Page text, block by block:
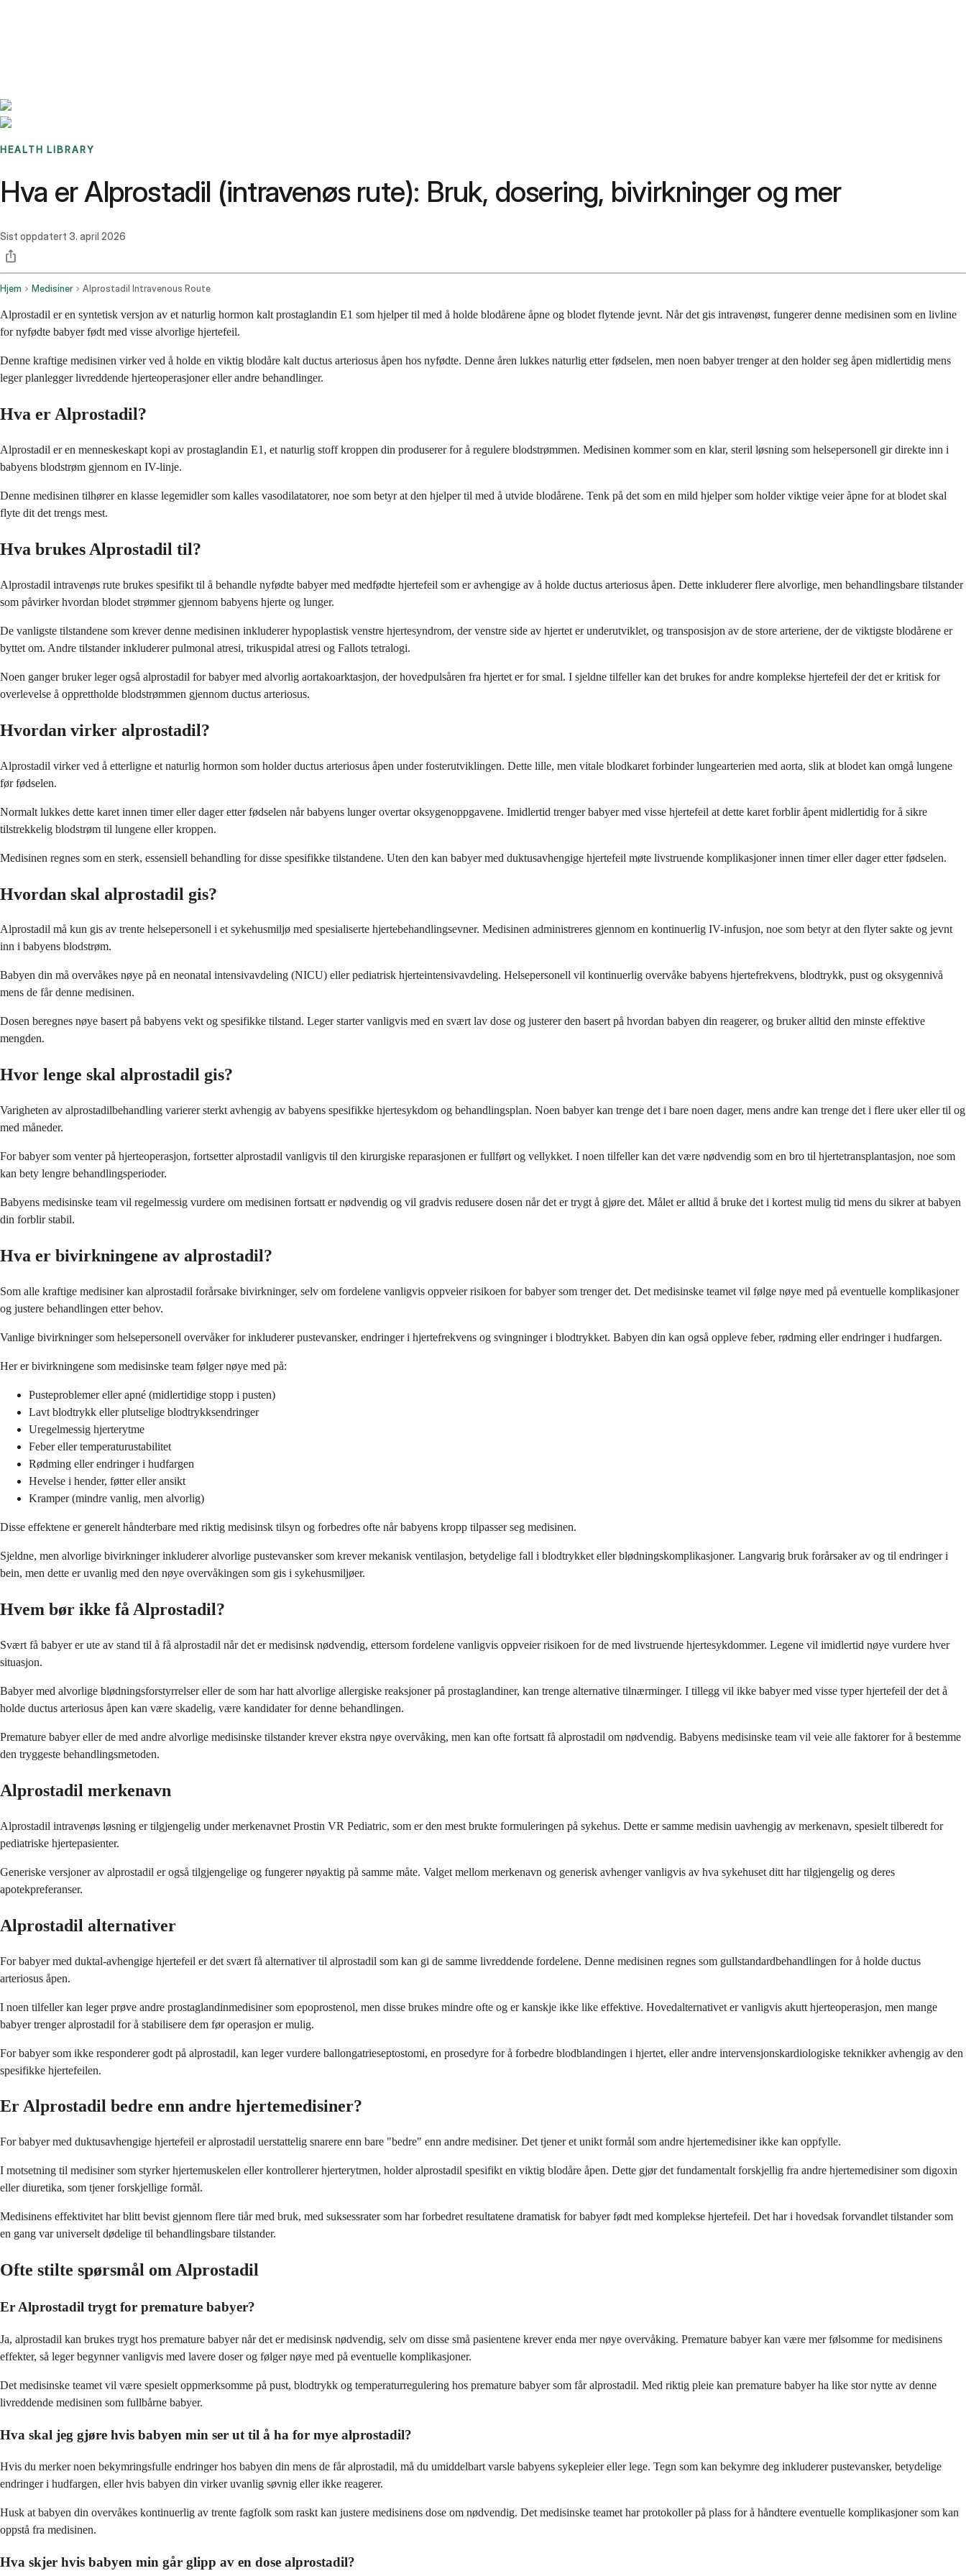
HEALTH LIBRARY
Hva er Alprostadil (intravenøs rute): Bruk, dosering, bivirkninger og mer
Sist oppdatert 3. april 2026
Hjem Medisiner Alprostadil Intravenous Route
Alprostadil er en syntetisk versjon av et naturlig hormon kalt prostaglandin E1 som hjelper til med å holde blodårene åpne og blodet flytende jevnt. Når det gis intravenøst, fungerer denne medisinen som en livline
for nyfødte babyer født med visse alvorlige hjertefeil.
Denne kraftige medisinen virker ved å holde en viktig blodåre kalt ductus arteriosus åpen hos nyfødte. Denne åren lukkes naturlig etter fødselen, men noen babyer trenger at den holder seg åpen midlertidig mens
leger planlegger livreddende hjerteoperasjoner eller andre behandlinger.
Hva er Alprostadil?
Alprostadil er en menneskeskapt kopi av prostaglandin E1, et naturlig stoff kroppen din produserer for å regulere blodstrømmen. Medisinen kommer som en klar, steril løsning som helsepersonell gir direkte inn i
babyens blodstrøm gjennom en IV-linje.
Denne medisinen tilhører en klasse legemidler som kalles vasodilatatorer, noe som betyr at den hjelper til med å utvide blodårene. Tenk på det som en mild hjelper som holder viktige veier åpne for at blodet skal
flyte dit det trengs mest.
Hva brukes Alprostadil til?
Alprostadil intravenøs rute brukes spesifikt til å behandle nyfødte babyer med medfødte hjertefeil som er avhengige av å holde ductus arteriosus åpen. Dette inkluderer flere alvorlige, men behandlingsbare tilstander
som påvirker hvordan blodet strømmer gjennom babyens hjerte og lunger.
De vanligste tilstandene som krever denne medisinen inkluderer hypoplastisk venstre hjertesyndrom, der venstre side av hjertet er underutviklet, og transposisjon av de store arteriene, der de viktigste blodårene er
byttet om. Andre tilstander inkluderer pulmonal atresi, trikuspidal atresi og Fallots tetralogi.
Noen ganger bruker leger også alprostadil for babyer med alvorlig aortakoarktasjon, der hovedpulsåren fra hjertet er for smal. I sjeldne tilfeller kan det brukes for andre komplekse hjertefeil der det er kritisk for
overlevelse å opprettholde blodstrømmen gjennom ductus arteriosus.
Hvordan virker alprostadil?
Alprostadil virker ved å etterligne et naturlig hormon som holder ductus arteriosus åpen under fosterutviklingen. Dette lille, men vitale blodkaret forbinder lungearterien med aorta, slik at blodet kan omgå lungene
før fødselen.
Normalt lukkes dette karet innen timer eller dager etter fødselen når babyens lunger overtar oksygenoppgavene. Imidlertid trenger babyer med visse hjertefeil at dette karet forblir åpent midlertidig for å sikre
tilstrekkelig blodstrøm til lungene eller kroppen.
Medisinen regnes som en sterk, essensiell behandling for disse spesifikke tilstandene. Uten den kan babyer med duktusavhengige hjertefeil møte livstruende komplikasjoner innen timer eller dager etter fødselen.
Hvordan skal alprostadil gis?
Alprostadil må kun gis av trente helsepersonell i et sykehusmiljø med spesialiserte hjertebehandlingsevner. Medisinen administreres gjennom en kontinuerlig IV-infusjon, noe som betyr at den flyter sakte og jevnt
inn i babyens blodstrøm.
Babyen din må overvåkes nøye på en neonatal intensivavdeling (NICU) eller pediatrisk hjerteintensivavdeling. Helsepersonell vil kontinuerlig overvåke babyens hjertefrekvens, blodtrykk, pust og oksygennivå
mens de får denne medisinen.
Dosen beregnes nøye basert på babyens vekt og spesifikke tilstand. Leger starter vanligvis med en svært lav dose og justerer den basert på hvordan babyen din reagerer, og bruker alltid den minste effektive
mengden.
Hvor lenge skal alprostadil gis?
Varigheten av alprostadilbehandling varierer sterkt avhengig av babyens spesifikke hjertesykdom og behandlingsplan. Noen babyer kan trenge det i bare noen dager, mens andre kan trenge det i flere uker eller til og
med måneder.
For babyer som venter på hjerteoperasjon, fortsetter alprostadil vanligvis til den kirurgiske reparasjonen er fullført og vellykket. I noen tilfeller kan det være nødvendig som en bro til hjertetransplantasjon, noe som
kan bety lengre behandlingsperioder.
Babyens medisinske team vil regelmessig vurdere om medisinen fortsatt er nødvendig og vil gradvis redusere dosen når det er trygt å gjøre det. Målet er alltid å bruke det i kortest mulig tid mens du sikrer at babyen
din forblir stabil.
Hva er bivirkningene av alprostadil?
Som alle kraftige medisiner kan alprostadil forårsake bivirkninger, selv om fordelene vanligvis oppveier risikoen for babyer som trenger det. Det medisinske teamet vil følge nøye med på eventuelle komplikasjoner
og justere behandlingen etter behov.
Vanlige bivirkninger som helsepersonell overvåker for inkluderer pustevansker, endringer i hjertefrekvens og svingninger i blodtrykket. Babyen din kan også oppleve feber, rødming eller endringer i hudfargen.
Her er bivirkningene som medisinske team følger nøye med på:
Pusteproblemer eller apné (midlertidige stopp i pusten)
Lavt blodtrykk eller plutselige blodtrykksendringer
Uregelmessig hjerterytme
Feber eller temperaturustabilitet
Rødming eller endringer i hudfargen
Hevelse i hender, føtter eller ansikt
Kramper (mindre vanlig, men alvorlig)
Disse effektene er generelt håndterbare med riktig medisinsk tilsyn og forbedres ofte når babyens kropp tilpasser seg medisinen.
Sjeldne, men alvorlige bivirkninger inkluderer alvorlige pustevansker som krever mekanisk ventilasjon, betydelige fall i blodtrykket eller blødningskomplikasjoner. Langvarig bruk forårsaker av og til endringer i
bein, men dette er uvanlig med den nøye overvåkingen som gis i sykehusmiljøer.
Hvem bør ikke få Alprostadil?
Svært få babyer er ute av stand til å få alprostadil når det er medisinsk nødvendig, ettersom fordelene vanligvis oppveier risikoen for de med livstruende hjertesykdommer. Legene vil imidlertid nøye vurdere hver
situasjon.
Babyer med alvorlige blødningsforstyrrelser eller de som har hatt alvorlige allergiske reaksjoner på prostaglandiner, kan trenge alternative tilnærminger. I tillegg vil ikke babyer med visse typer hjertefeil der det å
holde ductus arteriosus åpen kan være skadelig, være kandidater for denne behandlingen.
Premature babyer eller de med andre alvorlige medisinske tilstander krever ekstra nøye overvåking, men kan ofte fortsatt få alprostadil om nødvendig. Babyens medisinske team vil veie alle faktorer for å bestemme
den tryggeste behandlingsmetoden.
Alprostadil merkenavn
Alprostadil intravenøs løsning er tilgjengelig under merkenavnet Prostin VR Pediatric, som er den mest brukte formuleringen på sykehus. Dette er samme medisin uavhengig av merkenavn, spesielt tilberedt for
pediatriske hjertepasienter.
Generiske versjoner av alprostadil er også tilgjengelige og fungerer nøyaktig på samme måte. Valget mellom merkenavn og generisk avhenger vanligvis av hva sykehuset ditt har tilgjengelig og deres
apotekpreferanser.
Alprostadil alternativer
For babyer med duktal-avhengige hjertefeil er det svært få alternativer til alprostadil som kan gi de samme livreddende fordelene. Denne medisinen regnes som gullstandardbehandlingen for å holde ductus
arteriosus åpen.
I noen tilfeller kan leger prøve andre prostaglandinmedisiner som epoprostenol, men disse brukes mindre ofte og er kanskje ikke like effektive. Hovedalternativet er vanligvis akutt hjerteoperasjon, men mange
babyer trenger alprostadil for å stabilisere dem før operasjon er mulig.
For babyer som ikke responderer godt på alprostadil, kan leger vurdere ballongatrieseptostomi, en prosedyre for å forbedre blodblandingen i hjertet, eller andre intervensjonskardiologiske teknikker avhengig av den
spesifikke hjertefeilen.
Er Alprostadil bedre enn andre hjertemedisiner?
For babyer med duktusavhengige hjertefeil er alprostadil uerstattelig snarere enn bare "bedre" enn andre medisiner. Det tjener et unikt formål som andre hjertemedisiner ikke kan oppfylle.
I motsetning til medisiner som styrker hjertemuskelen eller kontrollerer hjerterytmen, holder alprostadil spesifikt en viktig blodåre åpen. Dette gjør det fundamentalt forskjellig fra andre hjertemedisiner som digoxin
eller diuretika, som tjener forskjellige formål.
Medisinens effektivitet har blitt bevist gjennom flere tiår med bruk, med suksessrater som har forbedret resultatene dramatisk for babyer født med komplekse hjertefeil. Det har i hovedsak forvandlet tilstander som
en gang var universelt dødelige til behandlingsbare tilstander.
Ofte stilte spørsmål om Alprostadil
Er Alprostadil trygt for premature babyer?
Ja, alprostadil kan brukes trygt hos premature babyer når det er medisinsk nødvendig, selv om disse små pasientene krever enda mer nøye overvåking. Premature babyer kan være mer følsomme for medisinens
effekter, så leger begynner vanligvis med lavere doser og følger nøye med på eventuelle komplikasjoner.
Det medisinske teamet vil være spesielt oppmerksomme på pust, blodtrykk og temperaturregulering hos premature babyer som får alprostadil. Med riktig pleie kan premature babyer ha like stor nytte av denne
livreddende medisinen som fullbårne babyer.
Hva skal jeg gjøre hvis babyen min ser ut til å ha for mye alprostadil?
Hvis du merker noen bekymringsfulle endringer hos babyen din mens de får alprostadil, må du umiddelbart varsle babyens sykepleier eller lege. Tegn som kan bekymre deg inkluderer pustevansker, betydelige
endringer i hudfargen, eller hvis babyen din virker uvanlig søvnig eller ikke reagerer.
Husk at babyen din overvåkes kontinuerlig av trente fagfolk som raskt kan justere medisinens dose om nødvendig. Det medisinske teamet har protokoller på plass for å håndtere eventuelle komplikasjoner som kan
oppstå fra medisinen.
Hva skjer hvis babyen min går glipp av en dose alprostadil?